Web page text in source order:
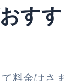
すす
料金はさま